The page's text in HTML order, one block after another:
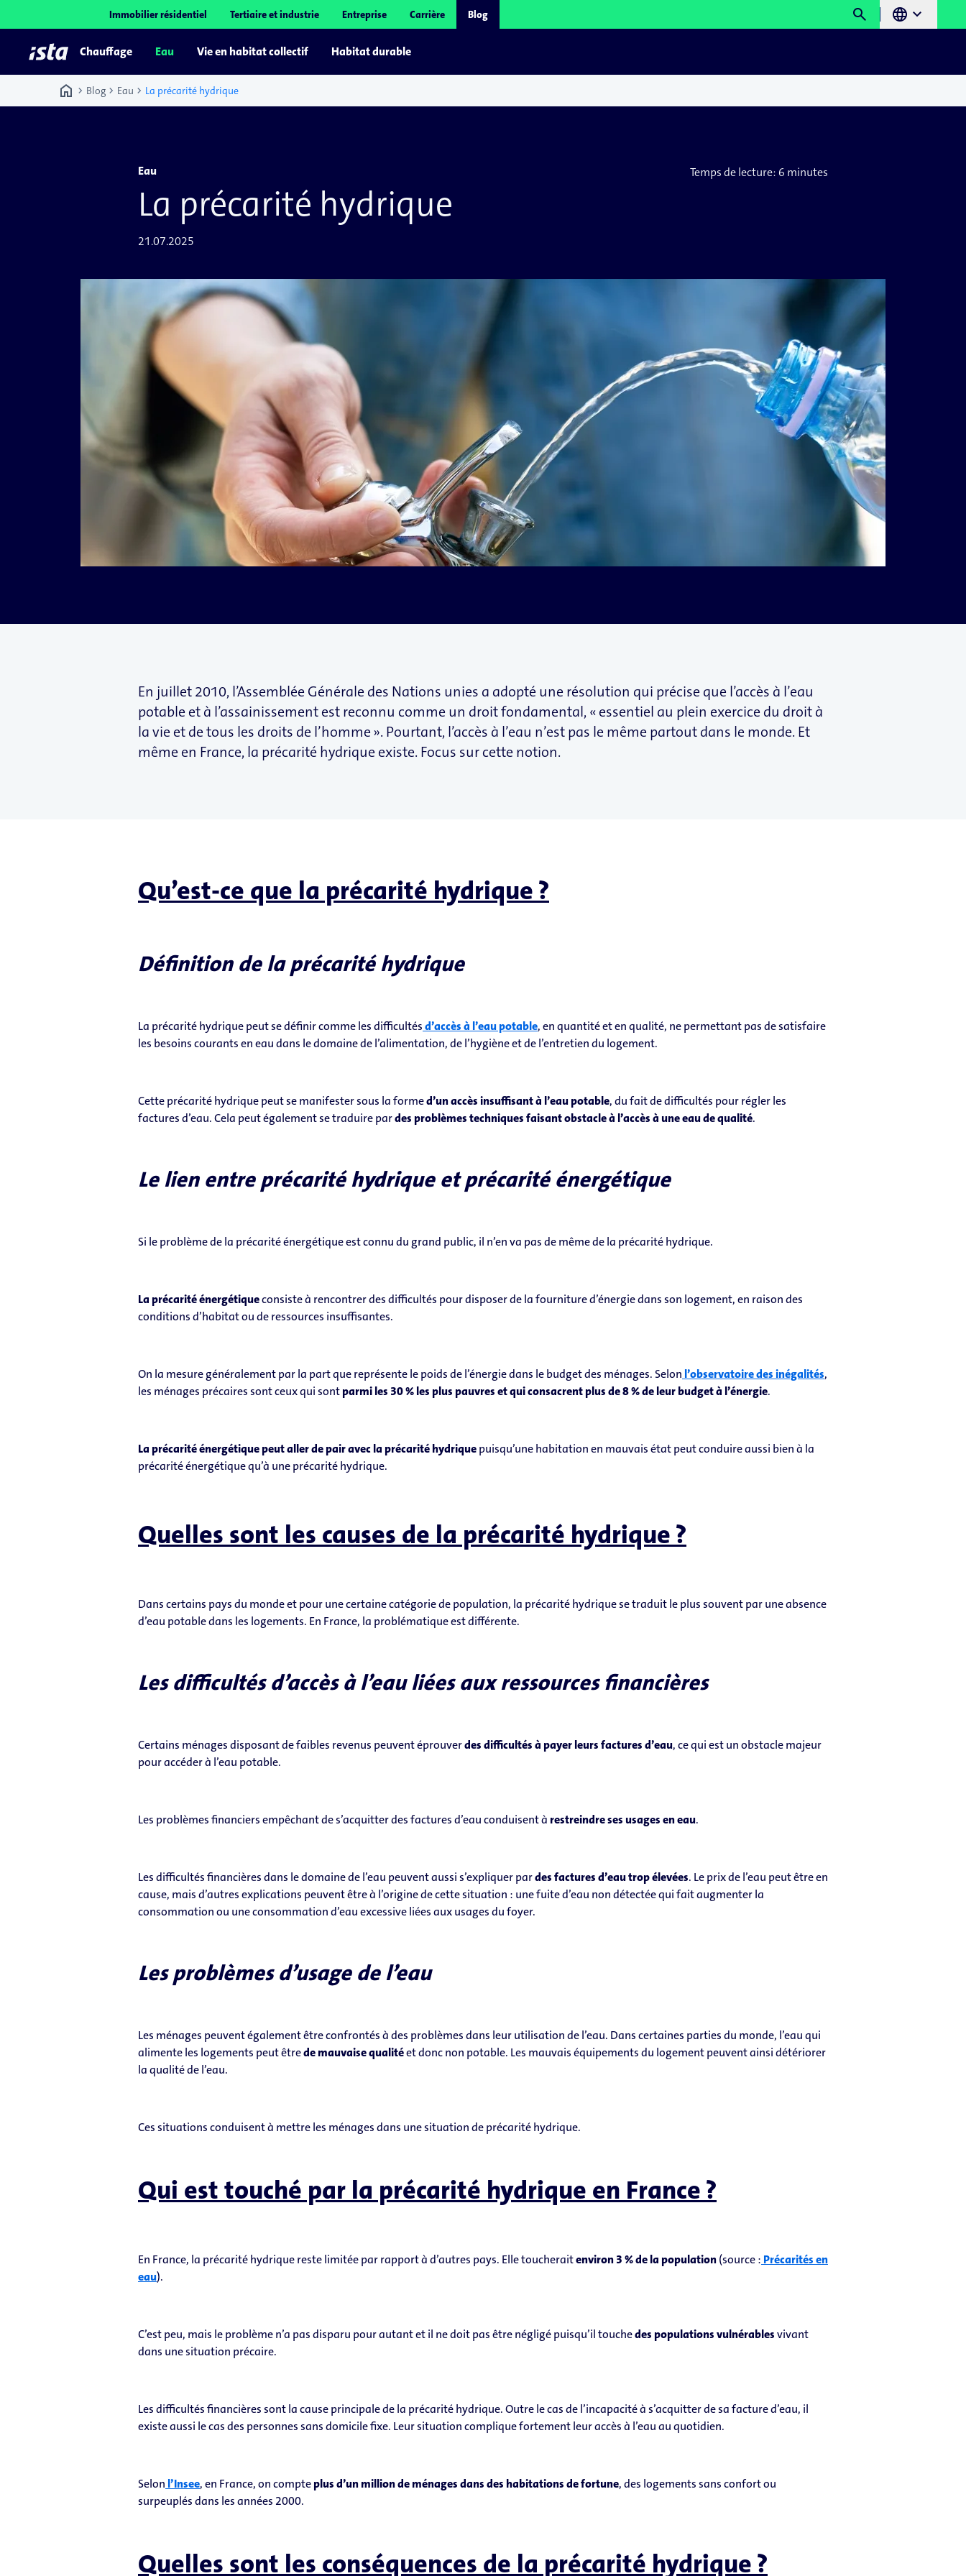
Immobilier résidentiel Tertiaire et industrie Entreprise Carrière Blog search language chevron_right
Chauffage Eau Vie en habitat collectif Habitat durable
home chevron_right Blog chevron_right Eau chevron_right La précarité hydrique
Eau Temps de lecture: 6 minutes
La précarité hydrique
21.07.2025
En juillet 2010, l’Assemblée Générale des Nations unies a adopté une résolution qui précise que l’accès à l’eau
potable et à l’assainissement est reconnu comme un droit fondamental, « essentiel au plein exercice du droit à
la vie et de tous les droits de l’homme ». Pourtant, l’accès à l’eau n’est pas le même partout dans le monde. Et
même en France, la précarité hydrique existe. Focus sur cette notion.
Qu’est-ce que la précarité hydrique ?
Définition de la précarité hydrique
La précarité hydrique peut se définir comme les difficultésd’accès à l’eau potable, en quantité et en qualité, ne permettant pas de satisfaire
les besoins courants en eau dans le domaine de l’alimentation, de l’hygiène et de l’entretien du logement.
Cette précarité hydrique peut se manifester sous la formed’un accès insuffisant à l’eau potable, du fait de difficultés pour régler les
factures d’eau. Cela peut également se traduire pardes problèmes techniques faisant obstacle à l’accès à une eau de qualité.
Le lien entre précarité hydrique et précarité énergétique
Si le problème de la précarité énergétique est connu du grand public, il n’en va pas de même de la précarité hydrique.
La précarité énergétiqueconsiste à rencontrer des difficultés pour disposer de la fourniture d’énergie dans son logement, en raison des
conditions d’habitat ou de ressources insuffisantes.
On la mesure généralement par la part que représente le poids de l’énergie dans le budget des ménages. Selon l’observatoire des inégalités,
les ménages précaires sont ceux qui sontparmi les 30 % les plus pauvres et qui consacrent plus de 8 % de leur budget à l’énergie.
La précarité énergétique peut aller de pair avec la précarité hydriquepuisqu’une habitation en mauvais état peut conduire aussi bien à la
précarité énergétique qu’à une précarité hydrique.
Quelles sont les causes de la précarité hydrique ?
Dans certains pays du monde et pour une certaine catégorie de population, la précarité hydrique se traduit le plus souvent par une absence
d’eau potable dans les logements. En France, la problématique est différente.
Les difficultés d’accès à l’eau liées aux ressources financières
Certains ménages disposant de faibles revenus peuvent éprouverdes difficultés à payer leurs factures d’eau, ce qui est un obstacle majeur
pour accéder à l’eau potable.
Les problèmes financiers empêchant de s’acquitter des factures d’eau conduisent à restreindre ses usages en eau.
Les difficultés financières dans le domaine de l’eau peuvent aussi s’expliquer pardes factures d’eau trop élevées. Le prix de l’eau peut être en
cause, mais d’autres explications peuvent être à l’origine de cette situation : une fuite d’eau non détectée qui fait augmenter la
consommation ou une consommation d’eau excessive liées aux usages du foyer.
Les problèmes d’usage de l’eau
Les ménages peuvent également être confrontés à des problèmes dans leur utilisation de l’eau. Dans certaines parties du monde, l’eau qui
alimente les logements peut êtrede mauvaise qualitéet donc non potable. Les mauvais équipements du logement peuvent ainsi détériorer
la qualité de l’eau.
Ces situations conduisent à mettre les ménages dans une situation de précarité hydrique.
Qui est touché par la précarité hydrique en France ?
En France, la précarité hydrique reste limitée par rapport à d’autres pays. Elle toucheraitenviron 3 %de la population(source : Précarités en
eau).
C’est peu, mais le problème n’a pas disparu pour autant et il ne doit pas être négligé puisqu’il touchedes populations vulnérablesvivant
dans une situation précaire.
Les difficultés financières sont la cause principale de la précarité hydrique. Outre le cas de l’incapacité à s’acquitter de sa facture d’eau, il
existe aussi le cas des personnes sans domicile fixe. Leur situation complique fortement leur accès à l’eau au quotidien.
Selon l’Insee, en France, on compteplus d’un million de ménages dans des habitations de fortune, des logements sans confort ou
surpeuplés dans les années 2000.
Quelles sont les conséquences de la précarité hydrique ?